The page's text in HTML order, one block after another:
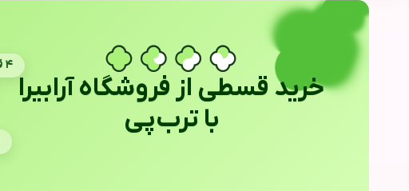
خرید قسطی از فروشگاه آرابیرا
با ترب‌پی
۴ قسط